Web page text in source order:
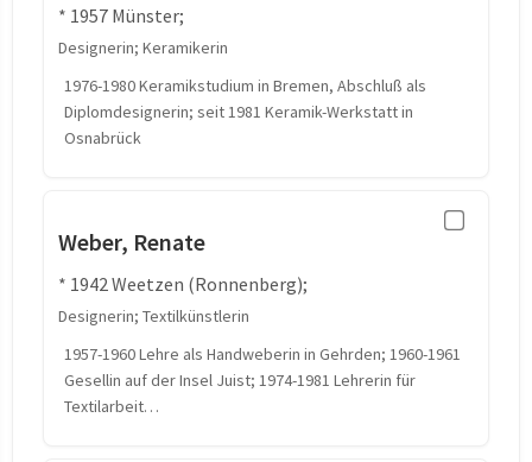
* 1957 Münster;
Designerin; Keramikerin
1976-1980 Keramikstudium in Bremen, Abschluß als
Diplomdesignerin; seit 1981 Keramik-Werkstatt in
Osnabrück
Weber, Renate
* 1942 Weetzen (Ronnenberg);
Designerin; Textilkünstlerin
1957-1960 Lehre als Handweberin in Gehrden; 1960-1961
Gesellin auf der Insel Juist; 1974-1981 Lehrerin für
Textilarbeit…